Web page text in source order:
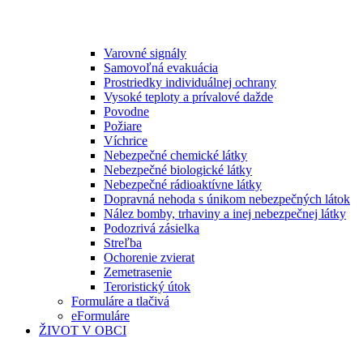
Varovné signály
Samovoľná evakuácia
Prostriedky individuálnej ochrany
Vysoké teploty a prívalové dažde
Povodne
Požiare
Víchrice
Nebezpečné chemické látky
Nebezpečné biologické látky
Nebezpečné rádioaktívne látky
Dopravná nehoda s únikom nebezpečných látok
Nález bomby, trhaviny a inej nebezpečnej látky
Podozrivá zásielka
Streľba
Ochorenie zvierat
Zemetrasenie
Teroristický útok
Formuláre a tlačivá
eFormuláre
ŽIVOT V OBCI